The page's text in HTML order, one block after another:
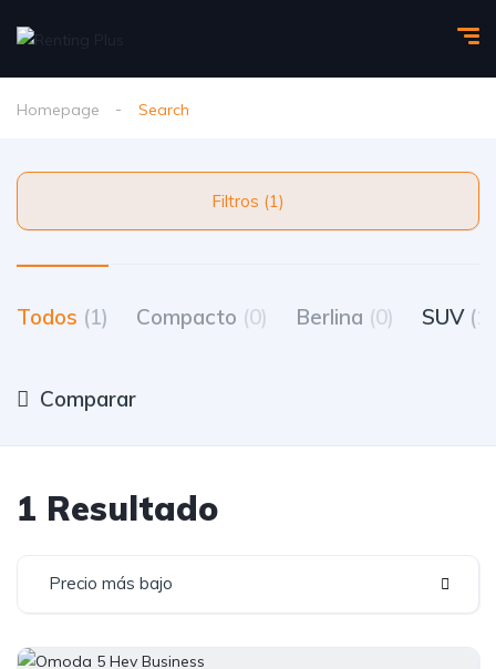
Homepage Search
Filtros (1)
Todos (1) Compacto (0) Berlina (0) SUV (1)
Comparar
1 Resultado
Precio más bajo